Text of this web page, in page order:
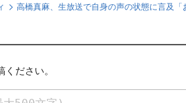
高橋真麻、生放送で自身の声の状態に言及「
ださい。